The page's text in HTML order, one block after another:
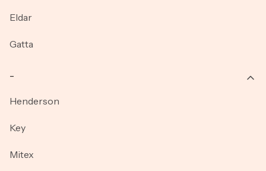
Eldar
Gatta
Henderson
Key
Mitex